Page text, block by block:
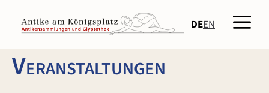
Inhalt
springen
DEEN
Veranstaltungen